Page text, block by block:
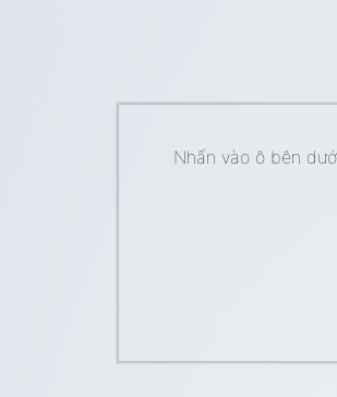
Nhấn vào ô bên